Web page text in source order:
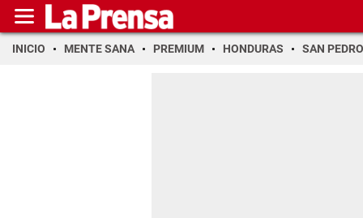
INICIO MENTE SANA PREMIUM HONDURAS SAN PEDRO